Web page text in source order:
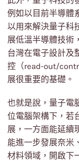
例如以目前半導體
以用來解決量子科
展低溫半導體技術
台灣在電子設計及
控（read-out/
展很重要的基礎。
也就是說，量子電
位電腦架構下，若
展，一方面能延續
能進一步發展奈米
材料領域，開啟下